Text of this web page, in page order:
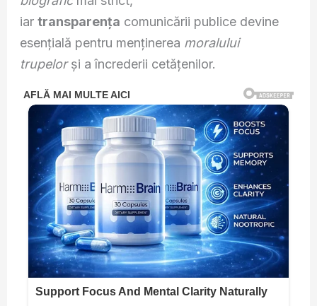
iar transparența comunicării publice devine
esențială pentru menținerea moralului
trupelorși a încrederii cetățenilor.